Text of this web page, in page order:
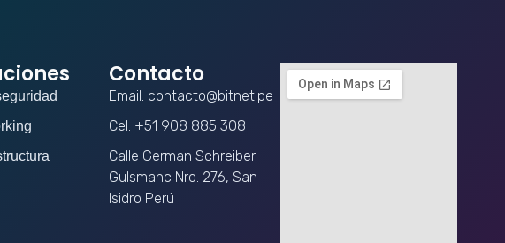
Contacto
Email: contacto@bitnet.pe
Cel: +51 908 885 308
Calle German Schreiber
Gulsmanc Nro. 276, San
Isidro Perú